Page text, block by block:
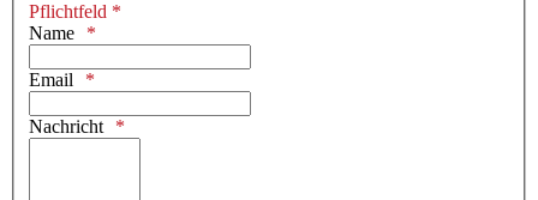
Pflichtfeld *
Name
Email
Nachricht